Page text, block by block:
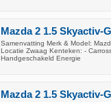
Mazda 2 1.5 Skyactiv-
Samenvatting Merk & Model:
Locatie Zwaag Kenteken: -
Handgeschakeld Energie
Mazda 2 1.5 Skyactiv-